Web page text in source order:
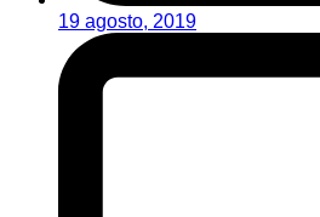
19 agosto, 2019